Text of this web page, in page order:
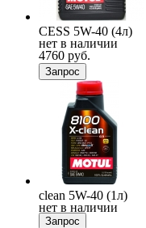
CESS 5W-40 (4л)
нет в наличии
4760 руб.
Запрос
clean 5W-40 (1л)
нет в наличии
Запрос